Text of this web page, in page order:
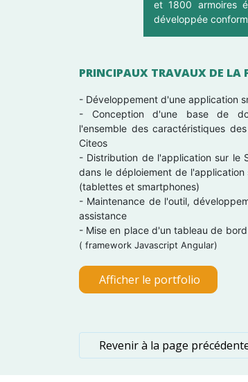
et 1800 armoires
développée
PRINCIPAUX TRAVAUX DE LA
- Développement d'une application
- Conception d'une base de
l'ensemble des caractéristiques
Citeos
- Distribution de l'application sur le
dans le déploiement de
(tablettes et smartphones)
- Maintenance de l'outil,
assistance
- Mise en place d'un tableau de
( framework Javascript Angular)
Afficher le portfolio
Revenir à la page